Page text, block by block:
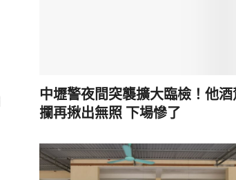
中壢警夜間突襲擴大臨檢！他酒
攔再揪出無照 下場慘了